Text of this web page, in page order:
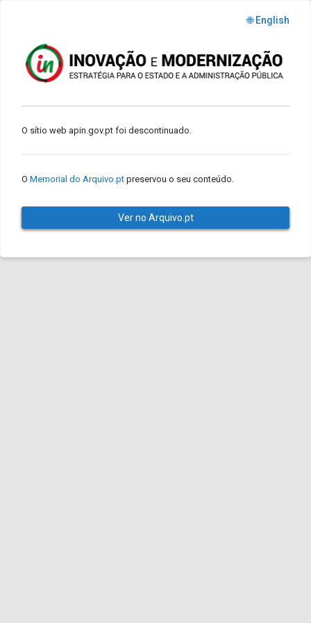
🌐 English
O sítio web apin.gov.pt foi descontinuado.
O Memorial do Arquivo.pt preservou o seu conteúdo.
Ver no Arquivo.pt